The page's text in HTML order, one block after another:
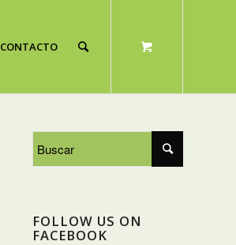
CONTACTO
FOLLOW US ON
FACEBOOK